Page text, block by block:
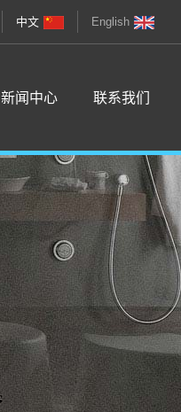
中文 English
新闻中心 联系我们